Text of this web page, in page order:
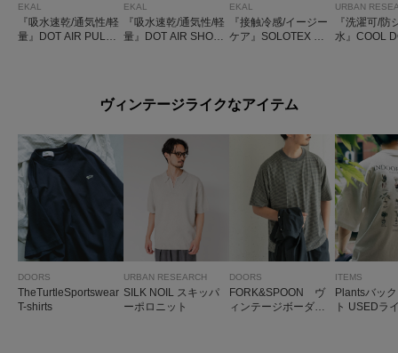
EKAL
『吸水速乾/通気性/軽
量』DOT AIR PULLO
EKAL
『吸水速乾/通気性/軽
量』DOT AIR SHORT
EKAL
『接触冷感/イージー
ケア』SOLOTEX シ
URBAN
『洗濯可/防
水』COOL
ヴィンテージライクなアイテム
DOORS
TheTurtleSportswear
T-shirts
URBAN RESEARCH
SILK NOIL スキッパ
ーポロニット
DOORS
FORK&SPOON ヴ
ィンテージボーダーT
ITEMS
Plantsバッ
ト USEDラ